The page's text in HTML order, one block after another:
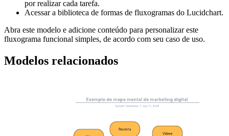
por realizar cada tarefa.
Acessar a biblioteca de formas de fluxogramas do Lucidchart.
Abra este modelo e adicione conteúdo para personalizar este
fluxograma funcional simples, de acordo com seu caso de uso.
Modelos relacionados